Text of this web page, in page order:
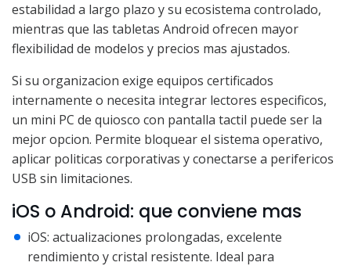
estabilidad a largo plazo y su ecosistema controlado,
mientras que las tabletas Android ofrecen mayor
flexibilidad de modelos y precios mas ajustados.
Si su organizacion exige equipos certificados
internamente o necesita integrar lectores especificos,
un mini PC de quiosco con pantalla tactil puede ser la
mejor opcion. Permite bloquear el sistema operativo,
aplicar politicas corporativas y conectarse a perifericos
USB sin limitaciones.
iOS o Android: que conviene mas
iOS: actualizaciones prolongadas, excelente
rendimiento y cristal resistente. Ideal para